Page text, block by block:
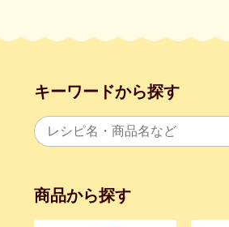
キーワードから探す
商品から探す